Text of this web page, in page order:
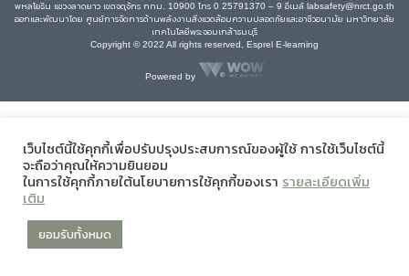
พหลโยธิน แขวงลาดยาว เขตจตุจักร กทม. 10900 โทร 0 25791370 – 9 อีเมล์ labsafety@nrct.go.th
ออกและพัฒนาโดย ศูนย์การจัดการด้านพลังงานสิ่งแวดล้อมความปลอดภัยและอาชีวอนามัย มหาวิทยาลัย
เทคโนโลยีพระจอมเกล้าธนบุรี
Copyright © 2022 All rights reserved, Esprel E-learning
Powered by
เว็บไซต์นี้ใช้คุกกี้เพื่อปรับปรุงประสบการณ์ของผู้ใช้ การใช้เว็บไซต์นี้
จะถือว่าคุณให้ความยินยอม
ในการใช้คุกกี้ภายใต้นโยบายการใช้คุกกี้ของเรา รายละเอียดเพิ่ม
เติม
ยอมรับทั้งหมด